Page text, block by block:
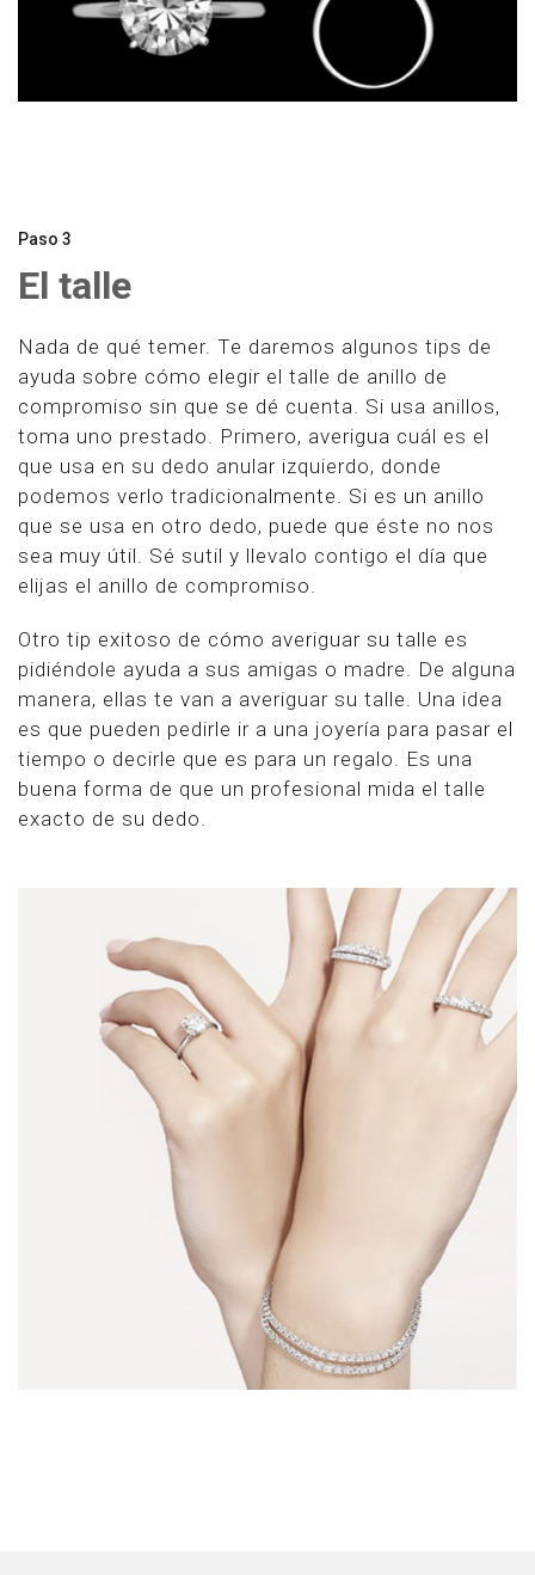
Paso 3
El talle
Nada de qué temer. Te daremos algunos tips de
ayuda sobre cómo elegir el talle de anillo de
compromiso sin que se dé cuenta. Si usa anillos,
toma uno prestado. Primero, averigua cuál es el
que usa en su dedo anular izquierdo, donde
podemos verlo tradicionalmente. Si es un anillo
que se usa en otro dedo, puede que éste no nos
sea muy útil. Sé sutil y llevalo contigo el día que
elijas el anillo de compromiso.
Otro tip exitoso de cómo averiguar su talle es
pidiéndole ayuda a sus amigas o madre. De alguna
manera, ellas te van a averiguar su talle. Una idea
es que pueden pedirle ir a una joyería para pasar el
tiempo o decirle que es para un regalo. Es una
buena forma de que un profesional mida el talle
exacto de su dedo.